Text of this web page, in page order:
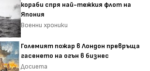
кораби спря най-тежкия флот на
Япония
Военни хроники
Големият пожар в Лондон превръща
гасенето на огън в бизнес
Досиета